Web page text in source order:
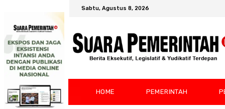
Sabtu, Agustus 8, 2026
HOME PEMERINTAH